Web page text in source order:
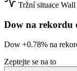
Tržní situace Wall
Dow na rekordu
Dow +0.78% na
Zeptejte se na to